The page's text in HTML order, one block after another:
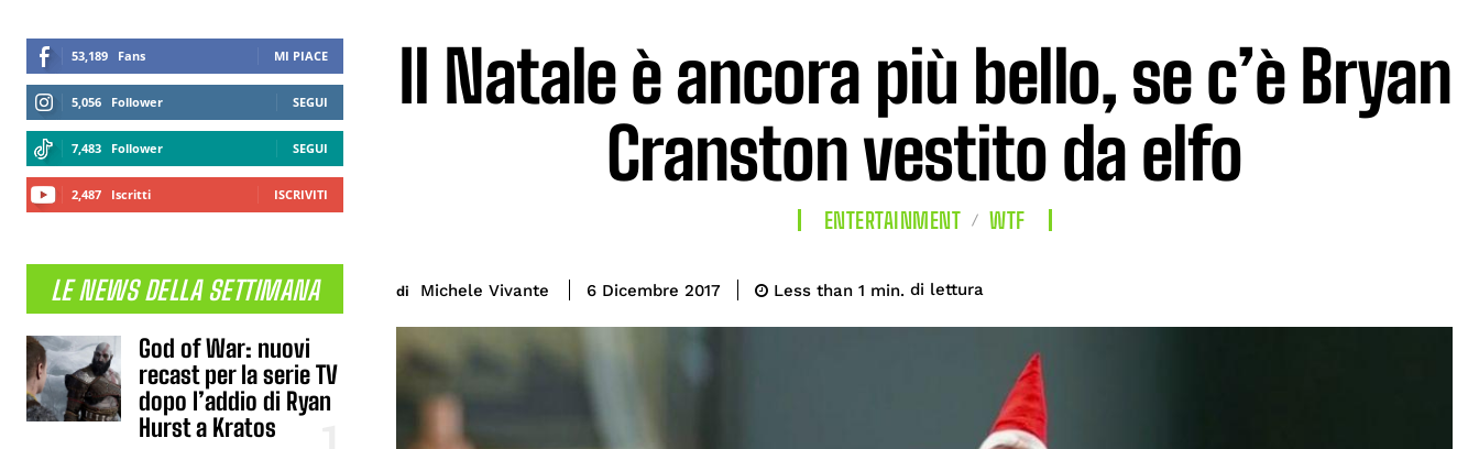
53,189 Fans MI PIACE
5,056 Follower SEGUI
7,483 Follower SEGUI
2,487 Iscritti ISCRIVITI
LE NEWS DELLA SETTIMANA
God of War: nuovi
recast per la serie TV
dopo l’addio di Ryan
Hurst a Kratos
Il Natale è ancora più bello, se c’è Bryan
Cranston vestito da elfo
ENTERTAINMENT WTF
di Michele Vivante 6 Dicembre 2017 Less than 1 min. di lettura